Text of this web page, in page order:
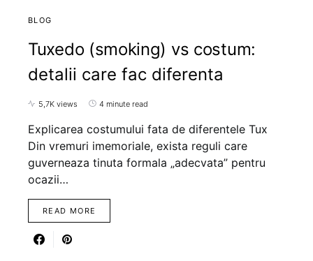
BLOG
Tuxedo (smoking) vs costum:
detalii care fac diferenta
5,7K views 4 minute read
Explicarea costumului fata de diferentele Tux
Din vremuri imemoriale, exista reguli care
guverneaza tinuta formala „adecvata” pentru
ocazii…
READ MORE